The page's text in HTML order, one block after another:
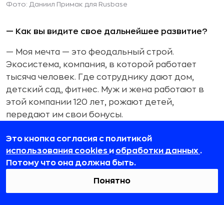
Фото: Даниил Примак для Rusbase
— Как вы видите свое дальнейшее развитие?
— Моя мечта — это феодальный строй.
Экосистема, компания, в которой работает
тысяча человек. Где сотруднику дают дом,
детский сад, фитнес. Муж и жена работают в
этой компании 120 лет, рожают детей,
передают им свои бонусы.
Это фантастика, конечно (смеется). Но, с другой
стороны, Маск хочет полететь на Марс, а для
меня вот такая компания — это мой Марс.
— Сколько времени у вас остается на личную
жизнь, на себя?
Это кнопка согласия с политикой
использования cookies и обработки данных .
Потому что она должна быть.
Понятно